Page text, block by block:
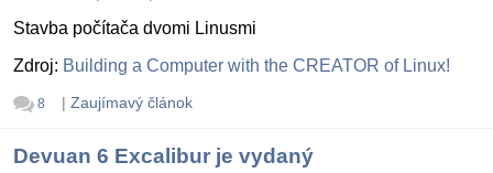
Stavba počítača dvomi Linusmi
Zdroj: Building a Computer with the CREATOR of Linux!
8 | Zaujímavý článok
Devuan 6 Excalibur je vydaný